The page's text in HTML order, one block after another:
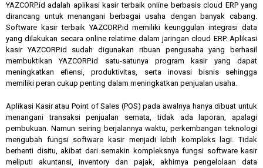
YAZCORP.id adalah aplikasi kasir terbaik online berbasis cloud ERP yang
dirancang untuk menangani berbagai usaha dengan banyak cabang.
Software kasir terbaik YAZCORP.id memiliki keunggulan integrasi data
yang dilakukan secara online relatime dalam jaringan cloud ERP. Aplikasi
kasir YAZCORP.id sudah digunakan ribuan pengusaha yang berhasil
membuktikan YAZCORP.id satu-satunya program kasir yang dapat
meningkatkan efiensi, produktivitas, serta inovasi bisnis sehingga
memiliki peran cukup penting dalam meningkatkan penjualan usaha.
Aplikasi Kasir atau Point of Sales (POS) pada awalnya hanya dibuat untuk
menangani transaksi penjualan semata, tidak ada laporan, apalagi
pembukuan. Namun seiring berjalannya waktu, perkembangan teknologi
mengubah fungsi software kasir menjadi lebih kompleks lagi. Tidak
berhenti disitu, akibat dari semakin kompleksnya fungsi software kasir
meliputi akuntansi, inventory dan pajak, akhirnya pengelolaan data